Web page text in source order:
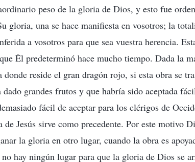
peso de la gloria de Dios, y esto fue
gloria, una se hace manifiesta en vosotros; la
a vosotros para que sea vuestra herencia.
Él predeterminó hace mucho tiempo. Dada la
reside el gran dragón rojo, si esta obra se
grandes frutos y que habría sido aceptada
fácil de aceptar para los clérigos de
de Jesús sirve como precedente. Por este motivo
la gloria en otro lugar, cuando la obra es
hay ningún lugar para que la gloria de Dios se